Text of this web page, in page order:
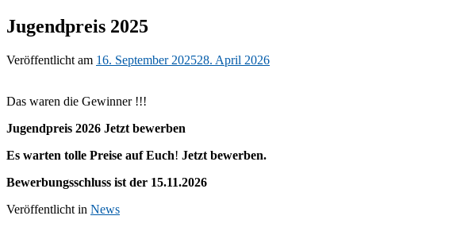
Jugendpreis 2025
Veröffentlicht am 16. September 202528. April 2026
Das waren die Gewinner !!!
Jugendpreis 2026 Jetzt bewerben
Es warten tolle Preise auf Euch! Jetzt bewerben.
Bewerbungsschluss ist der 15.11.2026
Veröffentlicht in News